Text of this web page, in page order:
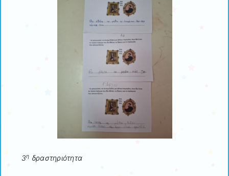
3η δραστηριότητα